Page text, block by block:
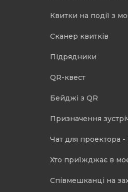
Квитки на події з
Cканер квитків
Підрядники
QR-квест
Бейджі з QR
Призначення
Чат для проектора
Хто приїжджає в моє
Співмешканці на